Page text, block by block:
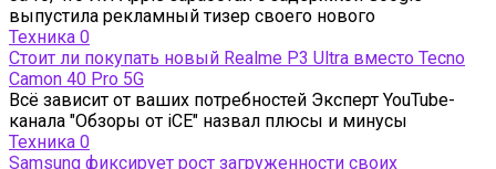
выпустила рекламный тизер своего нового
Техника 0
Стоит ли покупать новый Realme P3 Ultra вместо Tecno
Camon 40 Pro 5G
Всё зависит от ваших потребностей Эксперт YouTube-
канала "Обзоры от iCE" назвал плюсы и минусы
Техника 0
Samsung фиксирует рост загруженности своих